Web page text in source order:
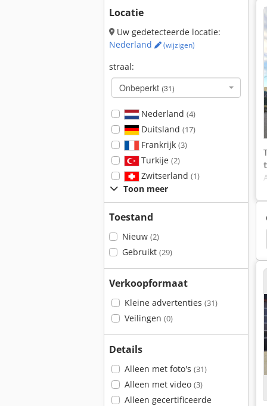
Locatie
Uw gedetecteerde locatie:
Nederland
(wijzigen)
straal:
Onbeperkt (31)
Nederland (4)
Duitsland (17)
Frankrijk (3)
Turkije (2)
Zwitserland (1)
Toon meer
Toestand
Nieuw (2)
Gebruikt (29)
Verkoopformaat
Kleine advertenties (31)
Veilingen (0)
Details
Alleen met foto's (31)
Alleen met video (3)
Alleen gecertificeerde
Sennebogen 821